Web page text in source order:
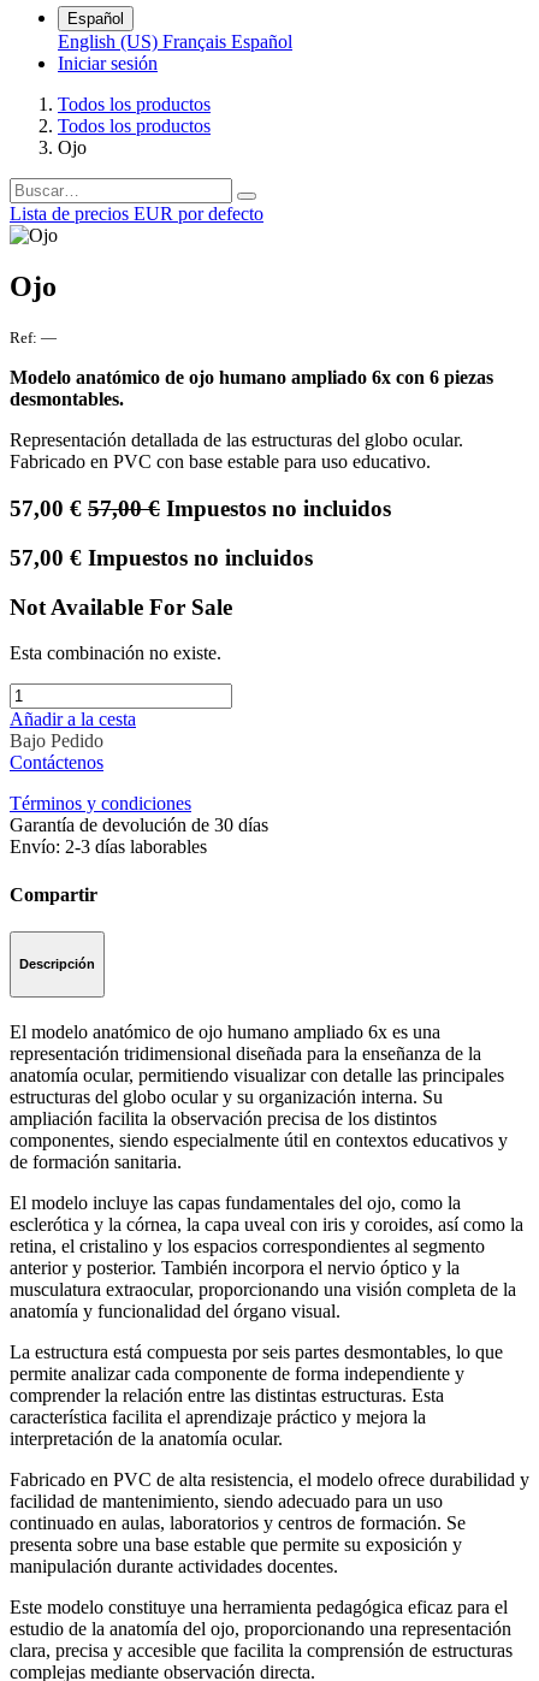
Español
English (US) Français Español
Iniciar sesión
Todos los productos
Todos los productos
Ojo
Lista de precios EUR por defecto
Ojo
Ref: —
Modelo anatómico de ojo humano ampliado 6x con 6 piezas
desmontables.
Representación detallada de las estructuras del globo ocular.
Fabricado en PVC con base estable para uso educativo.
57,00 € 57,00€ Impuestos no incluidos
57,00 € Impuestos no incluidos
Not Available For Sale
Esta combinación no existe.
Añadir a la cesta
Bajo Pedido
Contáctenos
Términos y condiciones
Garantía de devolución de 30 días
Envío: 2-3 días laborables
Compartir
Descripción
El modelo anatómico de ojo humano ampliado 6x es una
representación tridimensional diseñada para la enseñanza de la
anatomía ocular, permitiendo visualizar con detalle las principales
estructuras del globo ocular y su organización interna. Su
ampliación facilita la observación precisa de los distintos
componentes, siendo especialmente útil en contextos educativos y
de formación sanitaria.
El modelo incluye las capas fundamentales del ojo, como la
esclerótica y la córnea, la capa uveal con iris y coroides, así como la
retina, el cristalino y los espacios correspondientes al segmento
anterior y posterior. También incorpora el nervio óptico y la
musculatura extraocular, proporcionando una visión completa de la
anatomía y funcionalidad del órgano visual.
La estructura está compuesta por seis partes desmontables, lo que
permite analizar cada componente de forma independiente y
comprender la relación entre las distintas estructuras. Esta
característica facilita el aprendizaje práctico y mejora la
interpretación de la anatomía ocular.
Fabricado en PVC de alta resistencia, el modelo ofrece durabilidad y
facilidad de mantenimiento, siendo adecuado para un uso
continuado en aulas, laboratorios y centros de formación. Se
presenta sobre una base estable que permite su exposición y
manipulación durante actividades docentes.
Este modelo constituye una herramienta pedagógica eficaz para el
estudio de la anatomía del ojo, proporcionando una representación
clara, precisa y accesible que facilita la comprensión de estructuras
complejas mediante observación directa.